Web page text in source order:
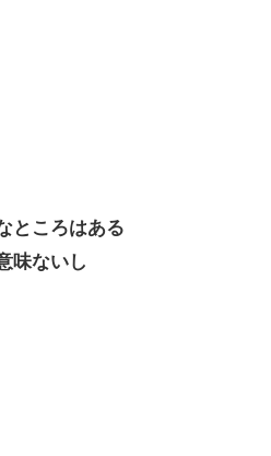
ところはある
味ないし